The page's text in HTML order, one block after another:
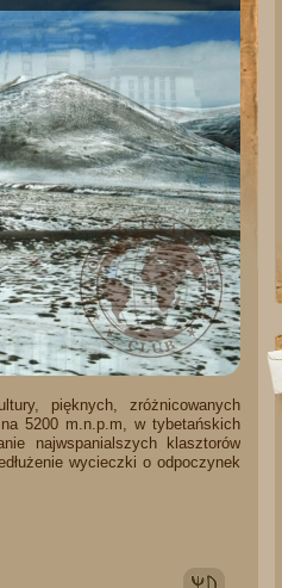
pięknych, zróżnicowanych
5200 m.n.p.m, w tybetańskich
najwspanialszych klasztorów
wycieczki o odpoczynek